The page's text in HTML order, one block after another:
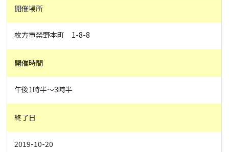
開催場所
枚方市禁野本町 1-8-8
開催時間
午後1時半〜3時半
終了日
2019-10-20